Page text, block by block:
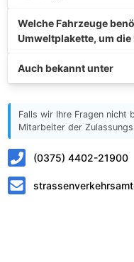
Welche Fahrzeuge
Umweltplakette, um
Auch bekannt unter
Falls wir Ihre Fragen nicht
Mitarbeiter der
(0375) 4402-21900